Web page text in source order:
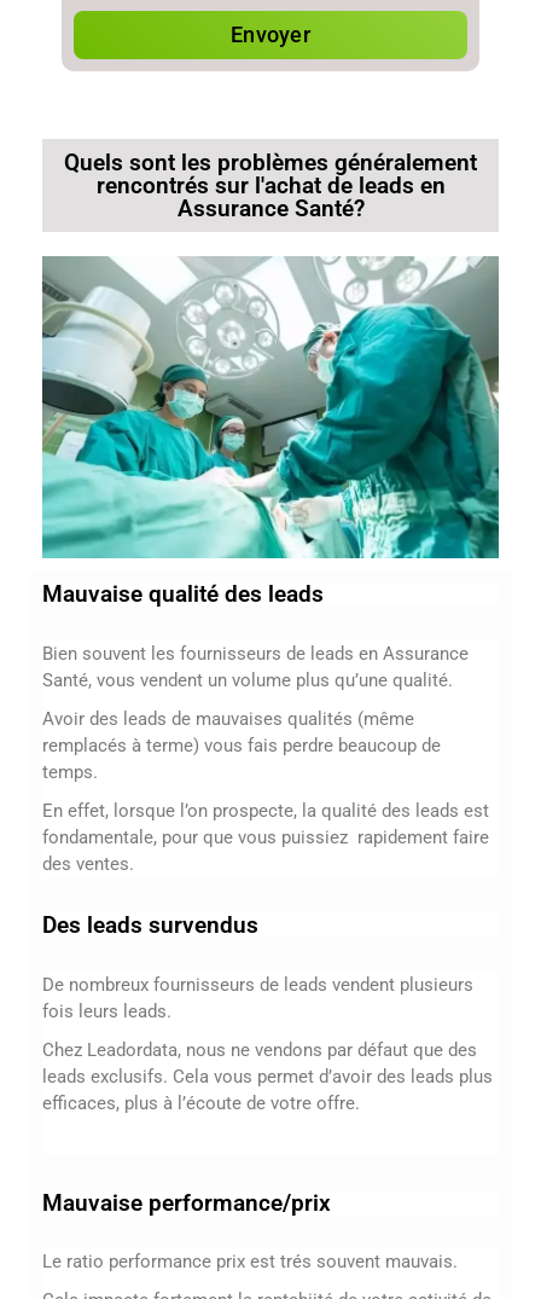
Envoyer
Quels sont les problèmes généralement
rencontrés sur l'achat de leads en
Assurance Santé?
Mauvaise qualité des leads
Bien souvent les fournisseurs de leads en Assurance
Santé, vous vendent un volume plus qu’une qualité.
Avoir des leads de mauvaises qualités (même
remplacés à terme) vous fais perdre beaucoup de
temps.
En effet, lorsque l’on prospecte, la qualité des leads est
fondamentale, pour que vous puissiez rapidement faire
des ventes.
Des leads survendus
De nombreux fournisseurs de leads vendent plusieurs
fois leurs leads.
Chez Leadordata, nous ne vendons par défaut que des
leads exclusifs. Cela vous permet d’avoir des leads plus
efficaces, plus à l’écoute de votre offre.
Mauvaise performance/prix
Le ratio performance prix est trés souvent mauvais.